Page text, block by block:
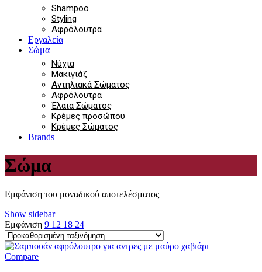
Shampoo
Styling
Αφρόλουτρα
Εργαλεία
Σώμα
Νύχια
Μακιγιάζ
Αντηλιακά Σώματος
Αφρόλουτρα
Έλαια Σώματος
Κρέμες προσώπου
Κρέμες Σώματος
Brands
Σώμα
Εμφάνιση του μοναδικού αποτελέσματος
Show sidebar
Εμφάνιση 9 12 18 24
Compare